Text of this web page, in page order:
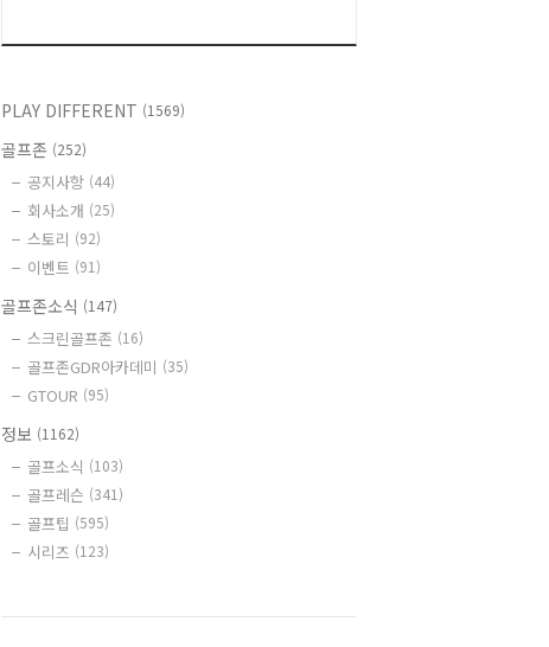
PLAY DIFFERENT (1569)
골프존 (252)
공지사항 (44)
회사소개 (25)
스토리 (92)
이벤트 (91)
골프존소식 (147)
스크린골프존 (16)
골프존GDR아카데미 (35)
GTOUR (95)
정보 (1162)
골프소식 (103)
골프레슨 (341)
골프팁 (595)
시리즈 (123)